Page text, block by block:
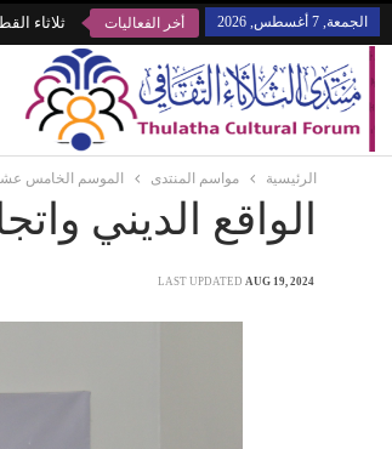
الجمعة, 7 أغسطس, 2026 أخر الفعاليات ثلاثاء
الرئيسية مواسم المنتدى الموسم الخامس
الواقع الديني
LAST UPDATED AUG 19, 2024